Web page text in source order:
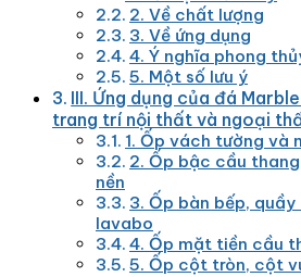
2. Về chất lượng
3. Về ứng dụng
4. Ý nghĩa phong
5. Một số lưu ý
III. Ứng dụng của đá
trang trí nội thất và ngoại
1. Ốp vách tường và
2. Ốp bậc cầu
nền
3. Ốp bàn bếp,
lavabo
4. Ốp mặt tiền cầu
5. Ốp cột tròn, cột